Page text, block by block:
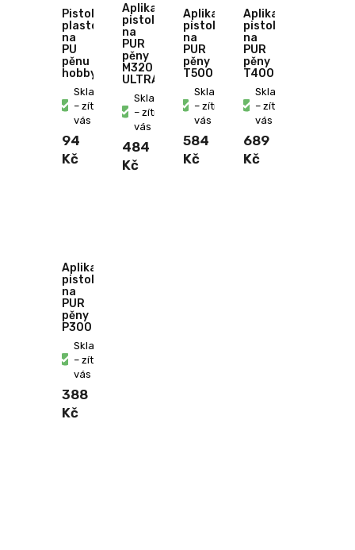
Pistole
plastová
na
PU
pěnu
hobby
Skladem
– zítra u
vás
94
Kč
Aplikační
pistole
na
PUR
pěny
M320
ULTRA
Skladem
– zítra u
vás
484
Kč
Aplikační
pistole
na
PUR
pěny
T500
Skladem
– zítra u
vás
584
Kč
Aplikační
pistole
na
PUR
pěny
T400
Skladem
– zítra u
vás
689
Kč
Aplikační
pistole
na
PUR
pěny
P300
Skladem
– zítra u
vás
388
Kč